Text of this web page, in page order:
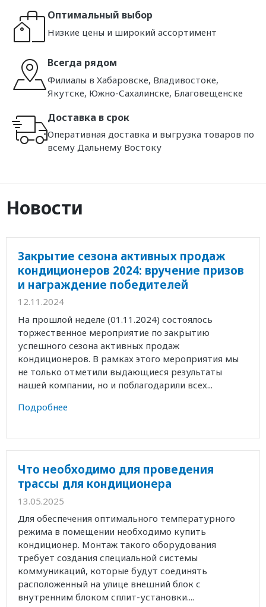
Оптимальный выбор
Низкие цены и широкий ассортимент
Всегда рядом
Филиалы в Хабаровске, Владивостоке,
Якутске, Южно-Сахалинске, Благовещенске
Доставка в срок
Оперативная доставка и выгрузка товаров по
всему Дальнему Востоку
Новости
Закрытие сезона активных продаж
кондиционеров 2024: вручение призов
и награждение победителей
12.11.2024
На прошлой неделе (01.11.2024) состоялось
торжественное мероприятие по закрытию
успешного сезона активных продаж
кондиционеров. В рамках этого мероприятия мы
не только отметили выдающиеся результаты
нашей компании, но и поблагодарили всех...
Подробнее
Что необходимо для проведения
трассы для кондиционера
13.05.2025
Для обеспечения оптимального температурного
режима в помещении необходимо купить
кондиционер. Монтаж такого оборудования
требует создания специальной системы
коммуникаций, которые будут соединять
расположенный на улице внешний блок с
внутренним блоком сплит-установки....